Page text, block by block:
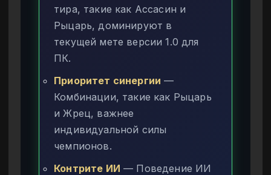
тира, такие как Ассасин и
Рыцарь, доминируют в
текущей мете версии 1.0 для
ПК.
Приоритет синергии —
Комбинации, такие как Рыцарь
и Жрец, важнее
индивидуальной силы
чемпионов.
Контрите ИИ — Поведение ИИ